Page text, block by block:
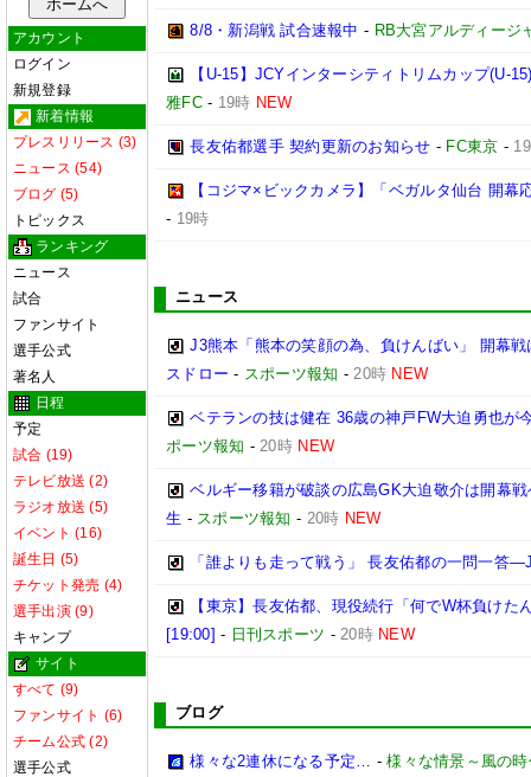
アカウント
ログイン
新規登録
新着情報
プレスリリース (3)
ニュース (54)
ブログ (5)
トピックス
ランキング
ニュース
試合
ファンサイト
選手公式
著名人
日程
予定
試合 (19)
テレビ放送 (2)
ラジオ放送 (5)
イベント (16)
誕生日 (5)
チケット発売 (4)
選手出演 (9)
キャンプ
サイト
すべて (9)
ファンサイト (6)
チーム公式 (2)
選手公式
8/8・新潟戦 試合速報中 - RB大宮アルディージ
【U-15】JCYインターシティトリムカップ(U-
雅FC- 19時 NEW
長友佑都選手 契約更新のお知らせ - FC東京 -
【コジマ×ビックカメラ】「ベガルタ仙台 開幕
- 19時
ニュース
J3熊本「熊本の笑顔の為、負けんばい」 開幕
スドロー - スポーツ報知 -20時 NEW
ベテランの技は健在 36歳の神戸FW大迫勇也が
ポーツ報知 -20時 NEW
ベルギー移籍が破談の広島GK大迫敬介は開幕
生 - スポーツ報知 - 20時 NEW
「誰よりも走って戦う」 長友佑都の一問一答
【東京】長友佑都、現役続行「何でW杯負け
[19:00] - 日刊スポーツ -20時 NEW
ブログ
様々な2連休になる予定… -様々な情景～風の